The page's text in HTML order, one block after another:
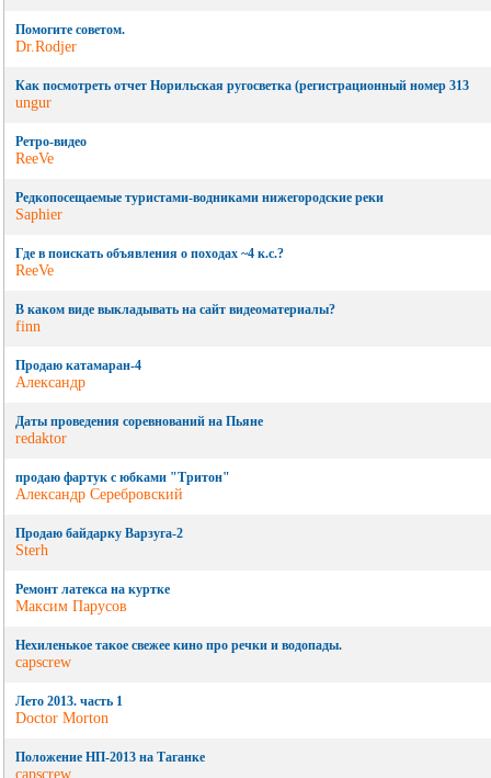
Помогите советом.
Dr.Rodjer
Как посмотреть отчет Норильская ругосветка (регистрационный номер 313
ungur
Ретро-видео
ReeVe
Редкопосещаемые туристами-водниками нижегородские реки
Saphier
Где в поискать объявления о походах ~4 к.с.?
ReeVe
В каком виде выкладывать на сайт видеоматериалы?
finn
Продаю катамаран-4
Александр
Даты проведения соревнований на Пьяне
redaktor
продаю фартук с юбками "Тритон"
Александр Серебровский
Продаю байдарку Варзуга-2
Sterh
Ремонт латекса на куртке
Максим Парусов
Нехиленькое такое свежее кино про речки и водопады.
capscrew
Лето 2013. часть 1
Doctor Morton
Положение НП-2013 на Таганке
capscrew